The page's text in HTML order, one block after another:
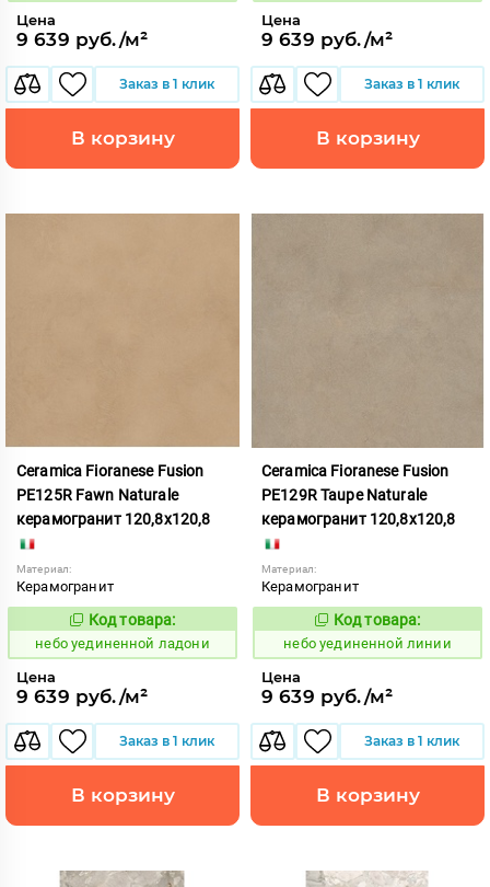
Цена
9 639 руб./м²
Заказ в 1 клик
В корзину
Цена
9 639 руб./м²
Заказ в 1 клик
В корзину
Ceramica Fioranese Fusion
PE125R Fawn Naturale
керамогранит 120,8x120,8
Материал:
Керамогранит
1122917
Код товара:
небо уединенной ладони
Цена
9 639 руб./м²
Заказ в 1 клик
В корзину
Ceramica Fioranese Fusion
PE129R Taupe Naturale
керамогранит 120,8x120,8
Материал:
Керамогранит
1122919
Код товара:
небо уединенной линии
Цена
9 639 руб./м²
Заказ в 1 клик
В корзину